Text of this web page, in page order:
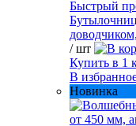
Быстрый
/ шт
Купить в 1
В
Новинка